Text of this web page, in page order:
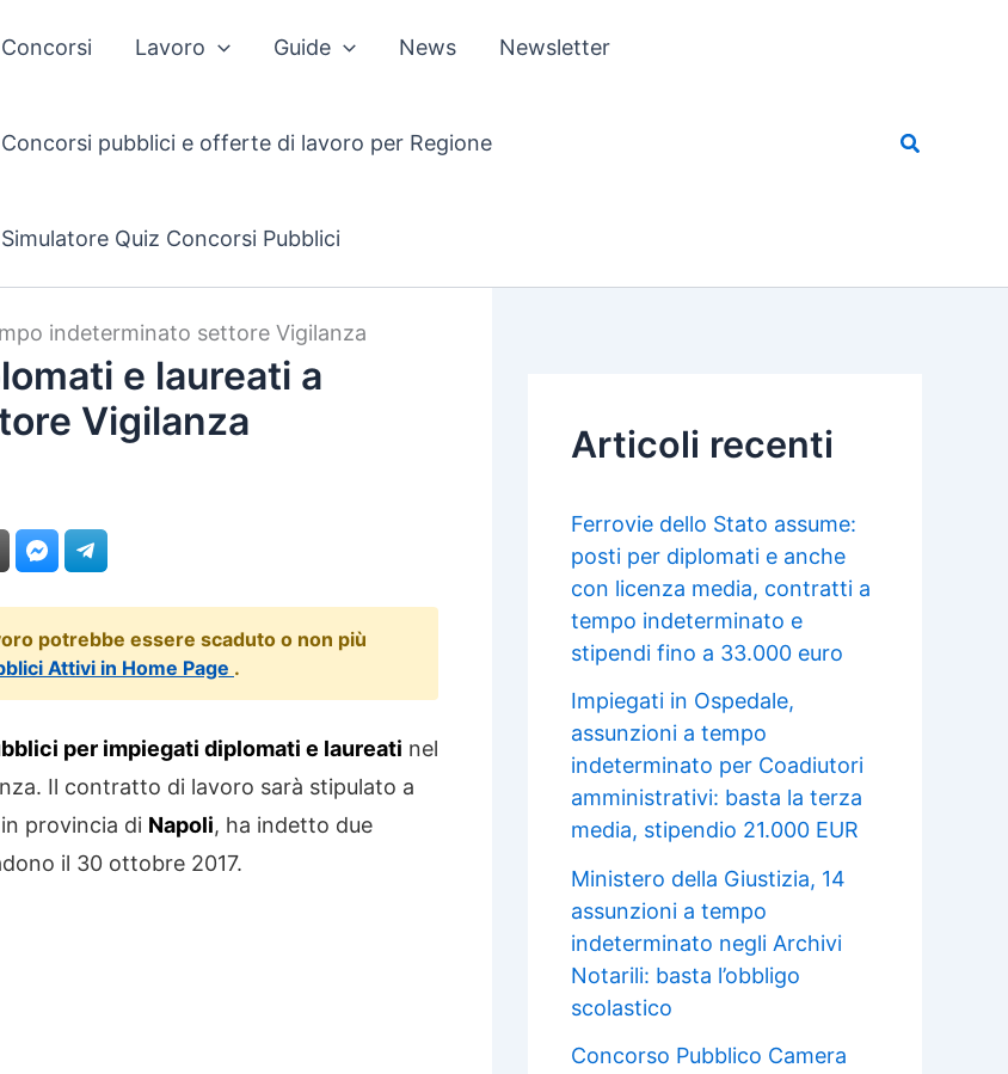
Concorsi Lavoro Guide News Newsletter
Concorsi pubblici e offerte di lavoro per Regione
Simulatore Quiz Concorsi Pubblici
indeterminato settore Vigilanza
e laureati a
Vigilanza
potrebbe essere scaduto o non più
Attivi in Home Page .
per impiegati diplomati e laureati nel
Il contratto di lavoro sarà stipulato a
provincia di Napoli, ha indetto due
il 30 ottobre 2017.
Articoli recenti
Ferrovie dello Stato assume:
posti per diplomati e anche
con licenza media, contratti a
tempo indeterminato e
stipendi fino a 33.000 euro
Impiegati in Ospedale,
assunzioni a tempo
indeterminato per Coadiutori
amministrativi: basta la terza
media, stipendio 21.000 EUR
Ministero della Giustizia, 14
assunzioni a tempo
indeterminato negli Archivi
Notarili: basta l’obbligo
scolastico
Concorso Pubblico Camera